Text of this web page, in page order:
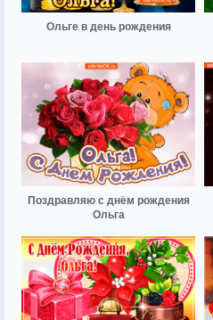
Ольге в день рождения
Поздравляю с днём рождения
Ольга